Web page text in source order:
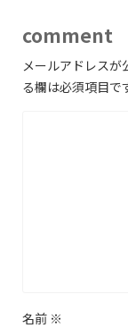
comment
メールアドレスが
る欄は必須項目で
名前 ※